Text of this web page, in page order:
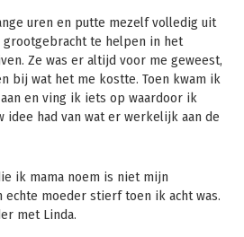
uren en putte mezelf volledig uit
grootgebracht te helpen in het
Ze was er altijd voor me geweest,
bij wat het me kostte. Toen kwam ik
en ving ik iets op waardoor ik
idee had van wat er werkelijk aan de
ik mama noem is niet mijn
echte moeder stierf toen ik acht was.
met Linda.